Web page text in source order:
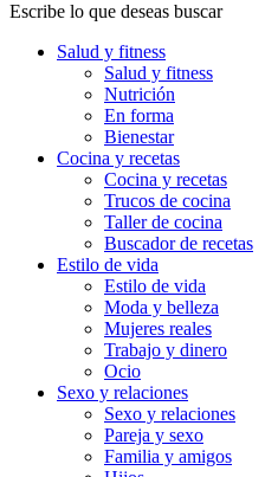
Escribe lo que deseas buscar
Salud y fitness
Salud y fitness
Nutrición
En forma
Bienestar
Cocina y recetas
Cocina y recetas
Trucos de cocina
Taller de cocina
Buscador de recetas
Estilo de vida
Estilo de vida
Moda y belleza
Mujeres reales
Trabajo y dinero
Ocio
Sexo y relaciones
Sexo y relaciones
Pareja y sexo
Familia y amigos